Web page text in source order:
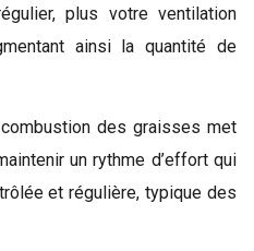
plus votre ventilation
ainsi la quantité de
des graisses met
un rythme d’effort qui
et régulière, typique des